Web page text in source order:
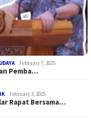
February 7, 2025
Pemba…
February 3, 2025
Rapat Bersama…